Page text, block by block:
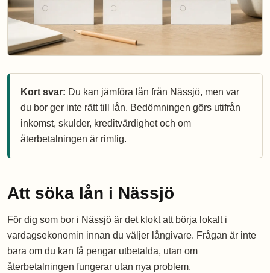
Kort svar: Du kan jämföra lån från Nässjö, men var
du bor ger inte rätt till lån. Bedömningen görs utifrån
inkomst, skulder, kreditvärdighet och om
återbetalningen är rimlig.
Att söka lån i Nässjö
För dig som bor i Nässjö är det klokt att börja lokalt i
vardagsekonomin innan du väljer långivare. Frågan är inte
bara om du kan få pengar utbetalda, utan om
återbetalningen fungerar utan nya problem.